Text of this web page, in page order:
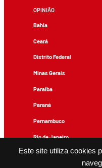
Este site utiliza cookies
OPINIÃO
Bahia
Ceará
Distrito Federal
Minas Gerais
Paraíba
Paraná
Pernambuco
Rio de Janeiro
Rio Grande do Sul